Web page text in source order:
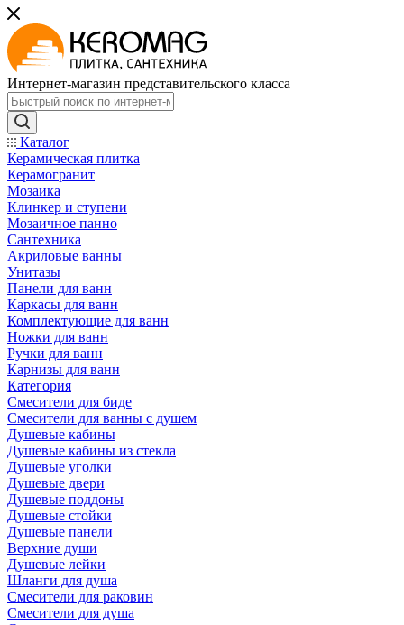
Интернет-магазин представительского класса
Каталог
Керамическая плитка
Керамогранит
Мозаика
Клинкер и ступени
Мозаичное панно
Сантехника
Акриловые ванны
Унитазы
Панели для ванн
Каркасы для ванн
Комплектующие для ванн
Ножки для ванн
Ручки для ванн
Карнизы для ванн
Категория
Смесители для биде
Смесители для ванны с душем
Душевые кабины
Душевые кабины из стекла
Душевые уголки
Душевые двери
Душевые поддоны
Душевые стойки
Душевые панели
Верхние души
Душевые лейки
Шланги для душа
Смесители для раковин
Смесители для душа